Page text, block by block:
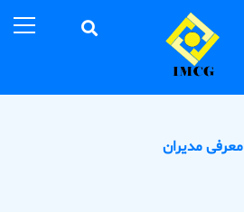
معرفی مدیران